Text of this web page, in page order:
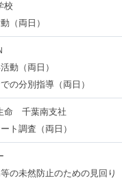
校
（両日）
動（両日）
の分別指導（両日）
命 千葉南支社
ト調査（両日）
の未然防止のための見回り